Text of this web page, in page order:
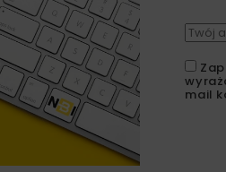
mail